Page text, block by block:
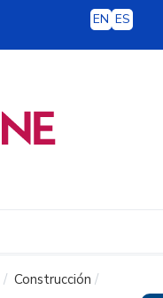
EN ES
Construcción